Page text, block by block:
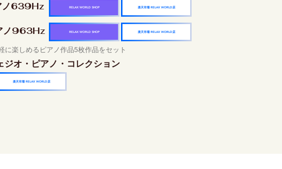
ノ639Hz 楽天市場 RELAX WORLD店
RELAX WORLD SHOP
ノ963Hz 楽天市場 RELAX WORLD店
RELAX WORLD SHOP
に楽しめるピアノ作品5枚作品をセット
ジオ・ピアノ・コレクション
楽天市場 RELAX WORLD店